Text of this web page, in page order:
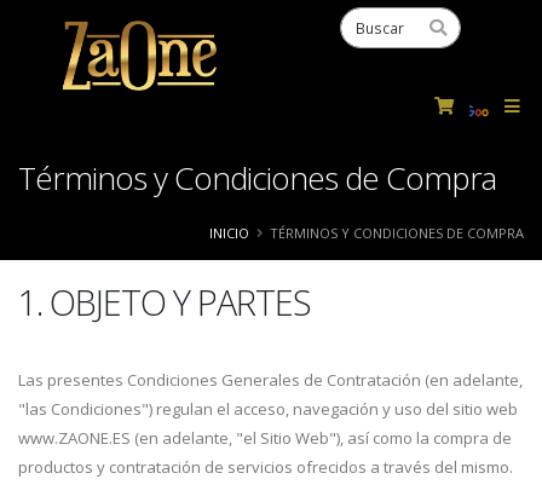
Términos y Condiciones de Compra
INICIO TÉRMINOS Y CONDICIONES DE COMPRA
1. OBJETO Y PARTES
Las presentes Condiciones Generales de Contratación (en adelante,
"las Condiciones") regulan el acceso, navegación y uso del sitio web
www.ZAONE.ES (en adelante, "el Sitio Web"), así como la compra de
productos y contratación de servicios ofrecidos a través del mismo.